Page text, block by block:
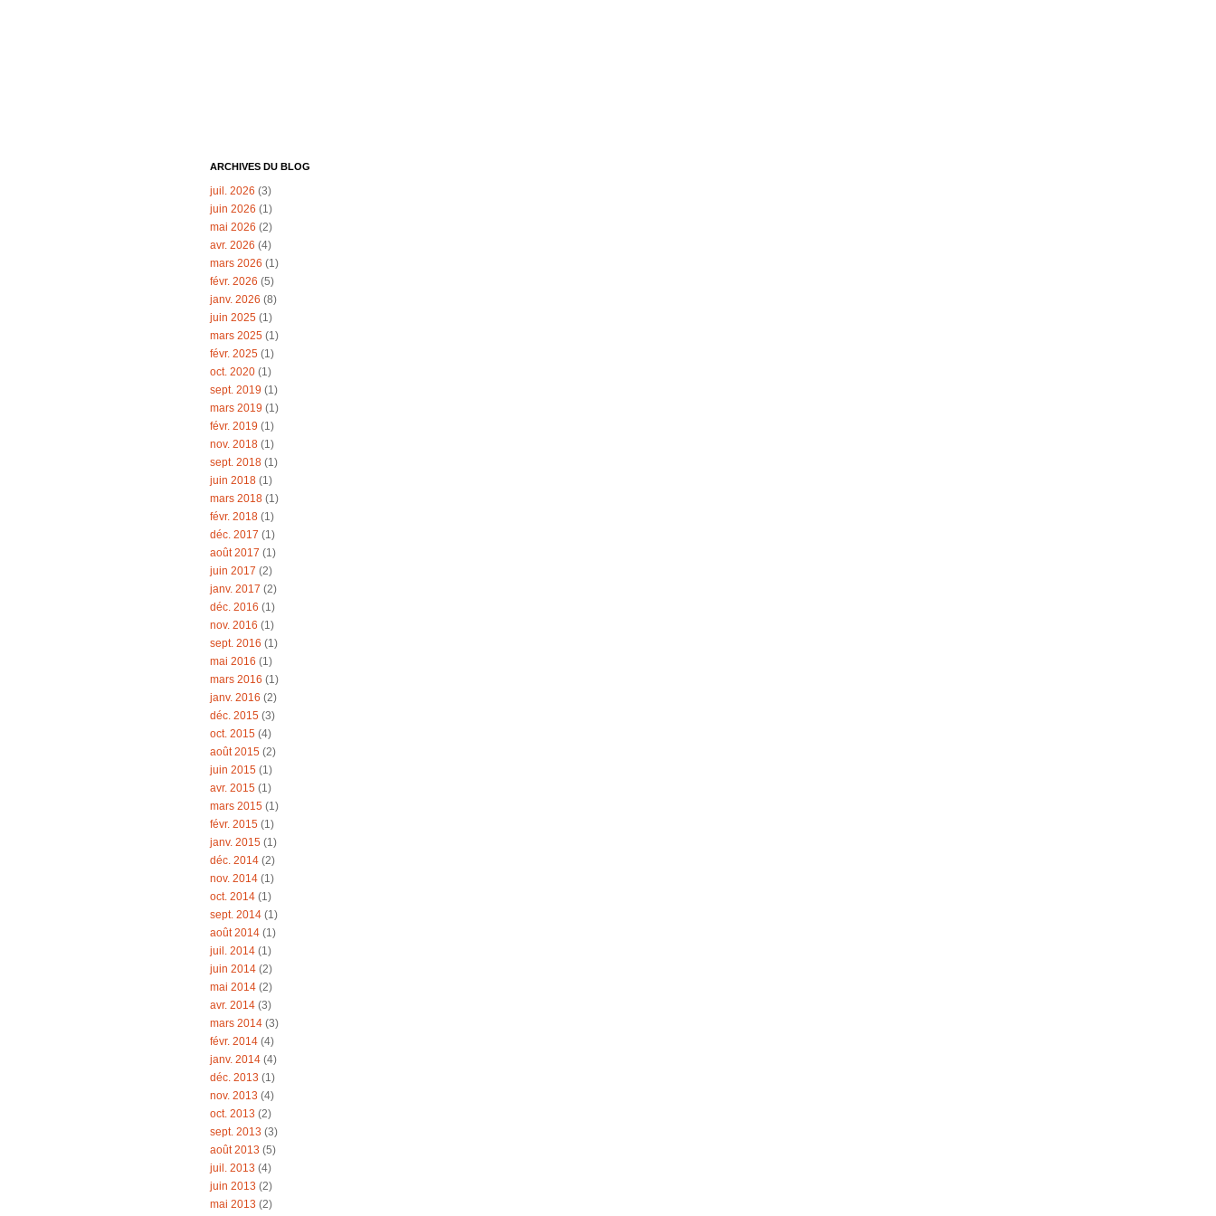
ARCHIVES DU BLOG
juil. 2026 (3)
juin 2026 (1)
mai 2026 (2)
avr. 2026 (4)
mars 2026 (1)
févr. 2026 (5)
janv. 2026 (8)
juin 2025 (1)
mars 2025 (1)
févr. 2025 (1)
oct. 2020 (1)
sept. 2019 (1)
mars 2019 (1)
févr. 2019 (1)
nov. 2018 (1)
sept. 2018 (1)
juin 2018 (1)
mars 2018 (1)
févr. 2018 (1)
déc. 2017 (1)
août 2017 (1)
juin 2017 (2)
janv. 2017 (2)
déc. 2016 (1)
nov. 2016 (1)
sept. 2016 (1)
mai 2016 (1)
mars 2016 (1)
janv. 2016 (2)
déc. 2015 (3)
oct. 2015 (4)
août 2015 (2)
juin 2015 (1)
avr. 2015 (1)
mars 2015 (1)
févr. 2015 (1)
janv. 2015 (1)
déc. 2014 (2)
nov. 2014 (1)
oct. 2014 (1)
sept. 2014 (1)
août 2014 (1)
juil. 2014 (1)
juin 2014 (2)
mai 2014 (2)
avr. 2014 (3)
mars 2014 (3)
févr. 2014 (4)
janv. 2014 (4)
déc. 2013 (1)
nov. 2013 (4)
oct. 2013 (2)
sept. 2013 (3)
août 2013 (5)
juil. 2013 (4)
juin 2013 (2)
mai 2013 (2)